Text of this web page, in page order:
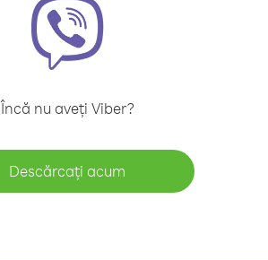
Încă nu aveți Viber?
Descărcați acum